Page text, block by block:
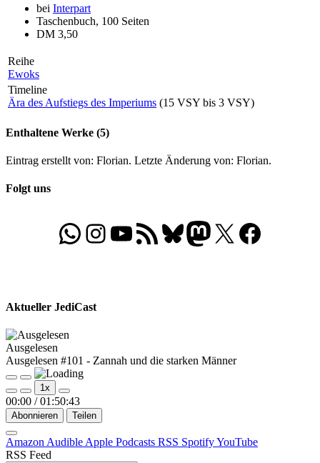
bei Interpart
Taschenbuch, 100 Seiten
DM 3,50
Reihe
Ewoks
Timeline
Ära des Aufstiegs des Imperiums (15 VSY bis 3 VSY)
Enthaltene Werke (5)
Eintrag erstellt von: Florian. Letzte Änderung von: Florian.
Folgt uns
WhatsApp
Folgt uns auf Instagram
Besucht unseren YouTube-Kanal
RSS-FeedBluesky
Folgt uns auf Mastodon
X Folgt uns auf
Aktueller JediCast
Ausgelesen
Ausgelesen #101 - Zannah und die starken Männer
Play
Episode
Pause
Episode
1x
00:00 / 01:50:43
Abonnieren Teilen
Amazon Audible Apple Podcasts RSS SpotifyYouTube
RSS Feed